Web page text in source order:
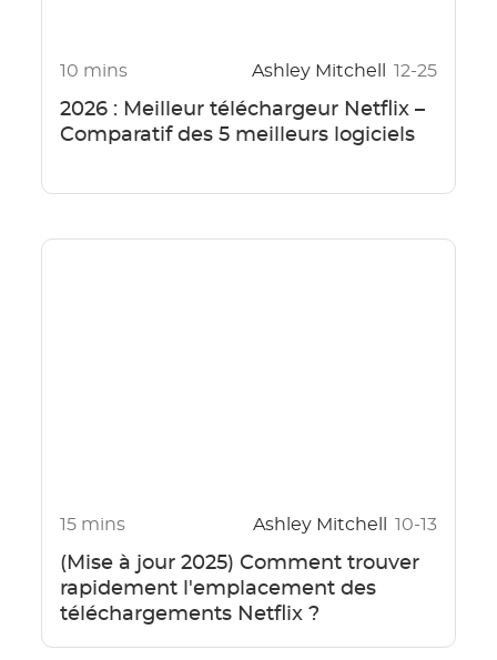
10 mins Ashley Mitchell 12-25
2026 : Meilleur téléchargeur Netflix –
Comparatif des 5 meilleurs logiciels
15 mins Ashley Mitchell 10-13
(Mise à jour 2025) Comment trouver
rapidement l'emplacement des
téléchargements Netflix ?